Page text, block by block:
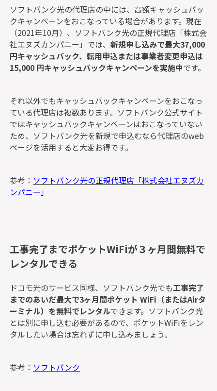
ソフトバンク光の代理店の中には、高額キャッシュバッ
クキャンペーンをおこなっている場合があります。現在
（2021年10月）、ソフトバンク光の正規代理店「株式会
社エヌズカンパニー」では、 新規申し込みで最大37,000
円キャッシュバック、転用申込または事業者変更申込は
15,000 円キャッシュバックキャンペーンを実施中です。
それ以外でもキャッシュバックキャンペーンをおこなっ
ている代理店は複数あります。ソフトバンク公式サイト
ではキャッシュバックキャンペーンはおこなっていない
ため、ソフトバンク光を新規で申込むなら代理店のweb
ページを活用すると大変お得です。
参考： ソフトバンク光の正規代理店「株式会社エヌズカ
ンパニー」
工事完了までポケットWiFiが３ヶ月間無料で
レンタルできる
ドコモ光のサービス同様、ソフトバンク光でも工事完了
までのあいだ最大で3ヶ月間ポケット WiFi（またはAirタ
ーミナル）を無料でレンタルできます。ソフトバンク光
とは別に申し込む必要があるので、ポケットWiFiをレン
タルしたい場合は忘れずに申し込みましょう。
参考： ソフトバンク